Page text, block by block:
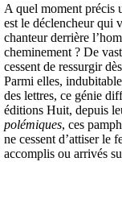
A quel moment précis
est le déclencheur qui
chanteur derrière
cheminement ? De
cessent de ressurgir
Parmi elles,
des lettres, ce génie
éditions Huit, depuis
polémiques, ces
ne cessent d’attiser le
accomplis ou arrivés